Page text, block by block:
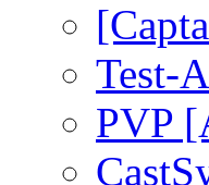
Test-
PVP